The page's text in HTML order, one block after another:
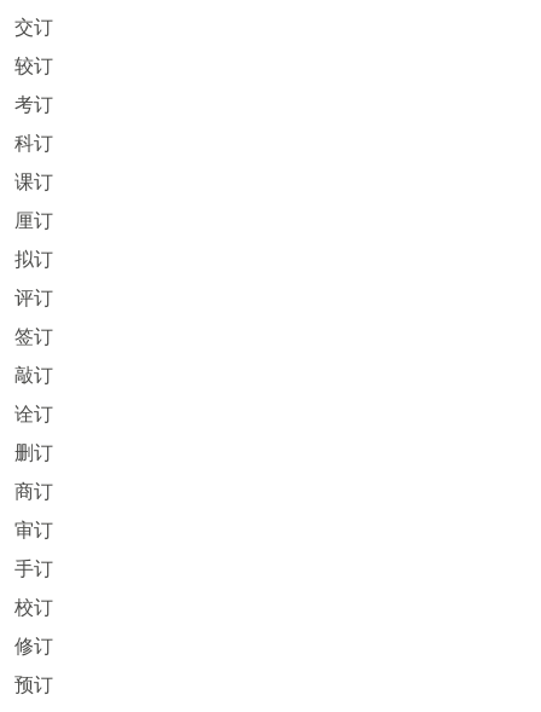
交订
较订
考订
科订
课订
厘订
拟订
评订
签订
敲订
诠订
删订
商订
审订
手订
校订
修订
预订